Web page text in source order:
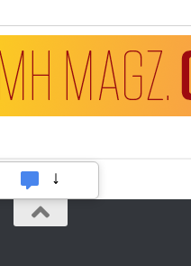
Hubungi Kami